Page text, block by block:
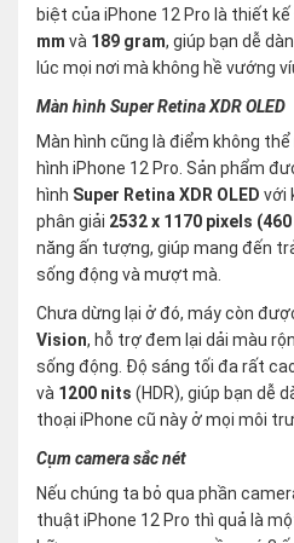
biệt của iPhone 12 Pro là thiết
mm và 189 gram, giúp bạn dễ
lúc mọi nơi mà không hề vướng
Màn hình Super Retina XDR OLED
Màn hình cũng là điểm không
hình iPhone 12 Pro. Sản phẩm
hình Super Retina XDR OLED với
phân giải 2532 x 1170 pixels
năng ấn tượng, giúp mang đến
sống động và mượt mà.
Chưa dừng lại ở đó, máy còn
Vision, hỗ trợ đem lại dải màu
sống động. Độ sáng tối đa rất
và 1200 nits (HDR), giúp bạn dễ
thoại iPhone cũ này ở mọi môi
Cụm camera sắc nét
Nếu chúng ta bỏ qua phần
thuật iPhone 12 Pro thì quả là